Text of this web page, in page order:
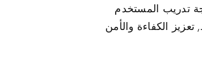
تدريب المستخدم
الكفاءة والأمن